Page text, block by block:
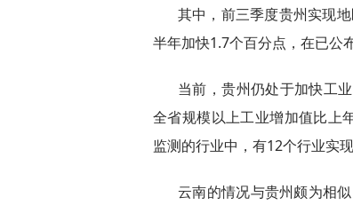
其中，前三季度贵州实现
半年加快1.7个百分点，在已公
当前，贵州仍处于加快工
全省规模以上工业增加值比上
监测的行业中，有12个行业实现
云南的情况与贵州颇为相